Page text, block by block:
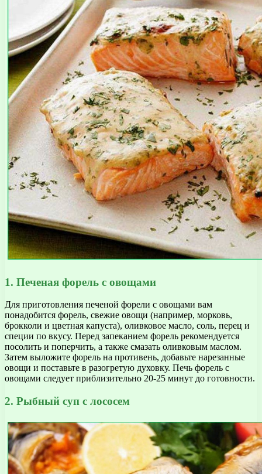
1. Печеная форель с овощами
Для приготовления печеной форели с овощами вам
понадобится форель, свежие овощи (например, морковь,
брокколи и цветная капуста), оливковое масло, соль, перец и
специи по вкусу. Перед запеканием форель рекомендуется
посолить и поперчить, а также смазать оливковым маслом.
Затем выложите форель на противень, добавьте нарезанные
овощи и поставьте в разогретую духовку. Печь форель с
овощами следует приблизительно 20-25 минут до готовности.
2. Рыбный суп с лососем